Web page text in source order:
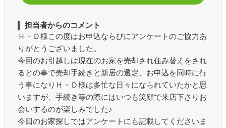
担当者からのコメント
Ｈ・Ｄ様この度はお申込ならびにアンケートのご協力あ
りがとうございました。
今回のお引越しは現在のお家を売却され住み替えをされ
るとの事で売却手続きと新居の選定、お申込を同時に行
う事になりＨ・Ｄ様は多忙な日々になられていたかと思
いますが、手続き等の際にはいつも笑顔で来店下さりお
会いするのが楽しみでした♪
今回のお家探しではアンケートにも記載してくださいま